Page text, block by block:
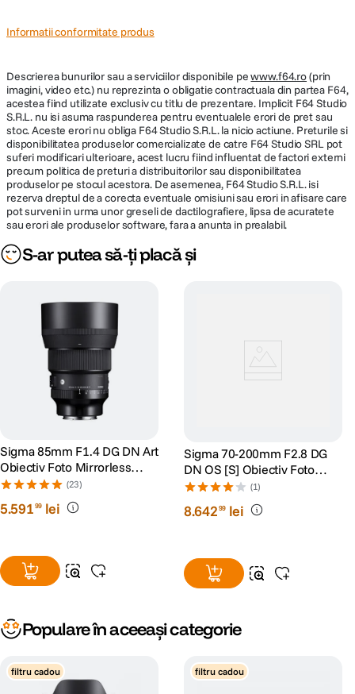
Informatii conformitate produs
Descrierea bunurilor sau a serviciilor disponibile pewww.f64.ro(prin
imagini, video etc.) nu reprezinta o obligatie contractuala din partea F64,
acestea fiind utilizate exclusiv cu titlu de prezentare. Implicit F64 Studio
S.R.L. nu isi asuma raspunderea pentru eventualele erori de pret sau
stoc. Aceste erori nu obliga F64 Studio S.R.L. la nicio actiune. Preturile si
disponibilitatea produselor comercializate de catre F64 Studio SRL pot
suferi modificari ulterioare, acest lucru fiind influentat de factori externi
precum politica de preturi a distribuitorilor sau disponibilitatea
produselor pe stocul acestora. De asemenea, F64 Studio S.R.L. isi
rezerva dreptul de a corecta eventuale omisiuni sau erori in afisare care
pot surveni in urma unor greseli de dactilografiere, lipsa de acuratete
sau erori ale produselor software, fara a anunta in prealabil.
S-ar putea să-ți placă și
Sigma 85mm F1.4 DG DN Art
Obiectiv Foto Mirrorless
Montura Sony FE
(23)
5.59199 lei
Sigma 70-200mm F2.8 DG
DN OS [S] Obiectiv Foto
Mirrorless Montura Sony E
(1)
8.64299 lei
Populare în aceeași categorie
filtru cadou filtru cadou